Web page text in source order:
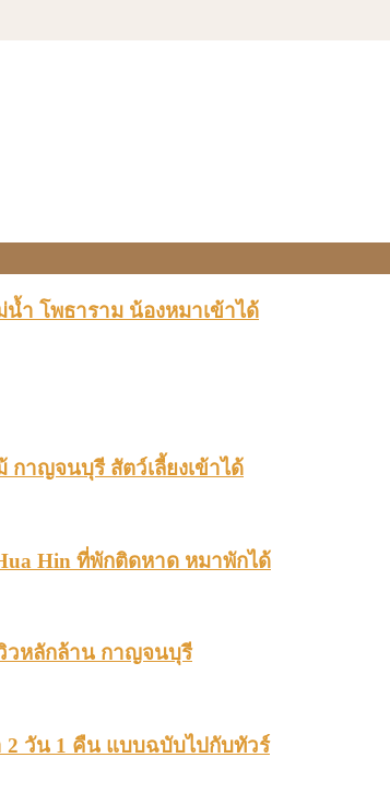
ำ โพธาราม น้องหมาเข้าได้
กาญจนบุรี สัตว์เลี้ยงเข้าได้
Hin ที่พักติดหาด หมาพักได้
วหลักล้าน กาญจนบุรี
2 วัน 1 คืน แบบฉบับไปกับทัวร์